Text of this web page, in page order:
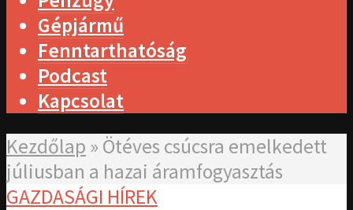
Gépjármű
Fenntarthatóság
Podcast
Kapcsolat
Kezdőlap » Ötéves csúcsra emelkedett
júliusban a hazai áramfogyasztás
GAZDASÁGI HÍREK